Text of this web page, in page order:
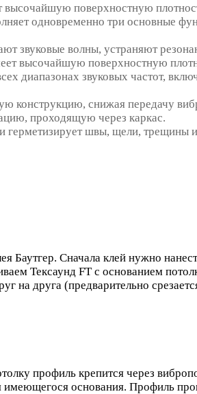
поверхностную
одновременно три основные
звуковые волны, устраняют
высочайшую поверхностную
диапазонах звуковых частот,
конструкцию, снижая передачу
проходящую через каркас.
герметизирует швы, щели,
Сначала клей нужно
Тексаунд FT с основанием
друга (предварительно
профиль крепится через
основания. Профиль